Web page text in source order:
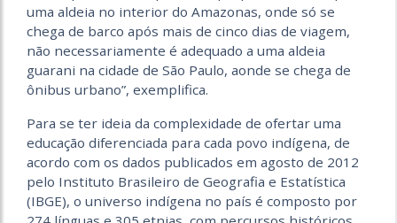
uma aldeia no interior do Amazonas, onde só se
chega de barco após mais de cinco dias de viagem,
não necessariamente é adequado a uma aldeia
guarani na cidade de São Paulo, aonde se chega de
ônibus urbano”, exemplifica.
Para se ter ideia da complexidade de ofertar uma
educação diferenciada para cada povo indígena, de
acordo com os dados publicados em agosto de 2012
pelo Instituto Brasileiro de Geografia e Estatística
(IBGE), o universo indígena no país é composto por